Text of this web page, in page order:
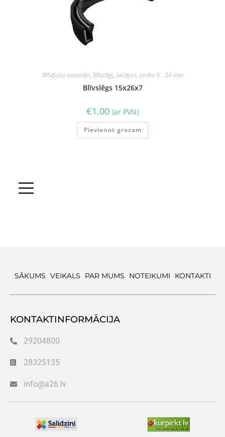
Blīvējošie materiāli, Blīvslēgi, Iekšējais izmērs 9 - 24 mm
Blīvslēgs 15x26x7
€1.00 (ar PVN)
Pievienot grozam
SĀKUMS VEIKALS PAR MUMS NOTEIKUMI KONTAKTI
KONTAKTINFORMĀCIJA
29204800
28325135
info@a26.lv